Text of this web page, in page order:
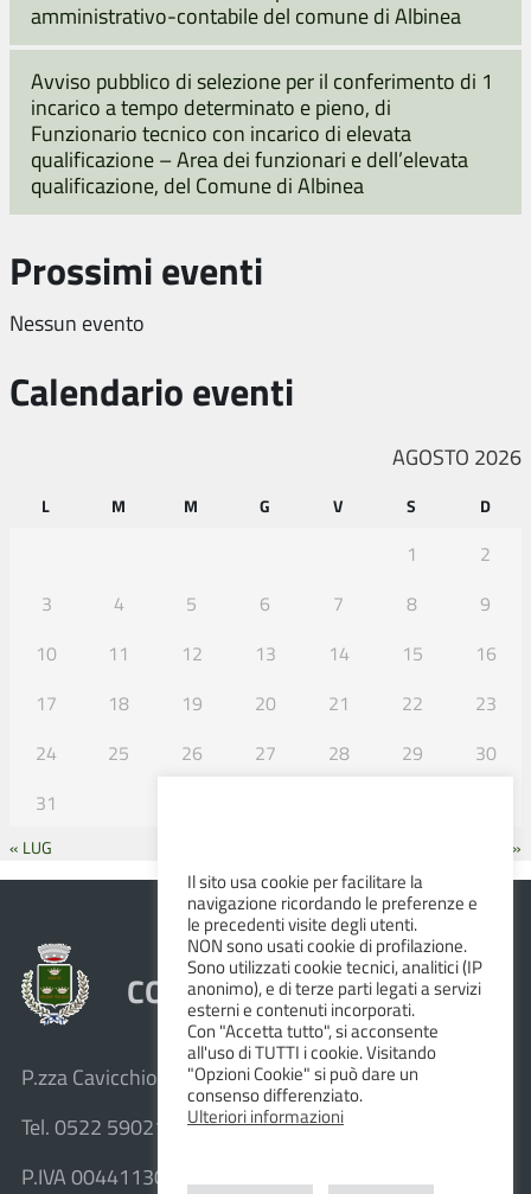
amministrativo-contabile del comune di Albinea
Avviso pubblico di selezione per il conferimento di 1
incarico a tempo determinato e pieno, di
Funzionario tecnico con incarico di elevata
qualificazione – Area dei funzionari e dell’elevata
qualificazione, del Comune di Albinea
Prossimi eventi
Nessun evento
Calendario eventi
AGOSTO 2026
L M M G V S D
1
2
3
4 5 6 7 8
9
10
11 12 13 14 15
16
17
18 19 20 21 22
23
24
25 26 27 28 29
30
31
« LUG SET »
COMUNE DI ALBINEA
P.zza Cavicchioni, 8 – 42020 Albinea (R.E.)
Tel. 0522 590211 – Fax 0522 590236
P.IVA 00441130358
Il sito usa cookie per facilitare la
navigazione ricordando le preferenze e
le precedenti visite degli utenti.
NON sono usati cookie di profilazione.
Sono utilizzati cookie tecnici, analitici (IP
anonimo), e di terze parti legati a servizi
esterni e contenuti incorporati.
Con "Accetta tutto", si acconsente
all'uso di TUTTI i cookie. Visitando
"Opzioni Cookie" si può dare un
consenso differenziato.
Ulteriori informazioni